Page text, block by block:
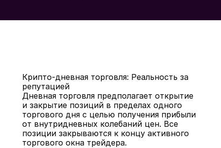
Назад
Крипто-дневная торговля: Реальность за
репутацией
Дневная торговля предполагает открытие
и закрытие позиций в пределах одного
торгового дня с целью получения прибыли
от внутридневных колебаний цен. Все
позиции закрываются к концу активного
торгового окна трейдера.